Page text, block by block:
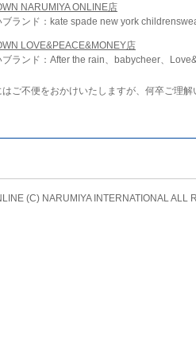
NARUMIYA ONLINE店
ブランド：kate spade new york
LOVE&PEACE&MONEY店
ブランド：After the rain、babycheer、
はご不便をおかけいたしますが、何卒ご理解